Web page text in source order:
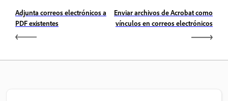
Adjunta correos electrónicos a
PDF existentes
Enviar archivos de Acrobat como
vínculos en correos electrónicos